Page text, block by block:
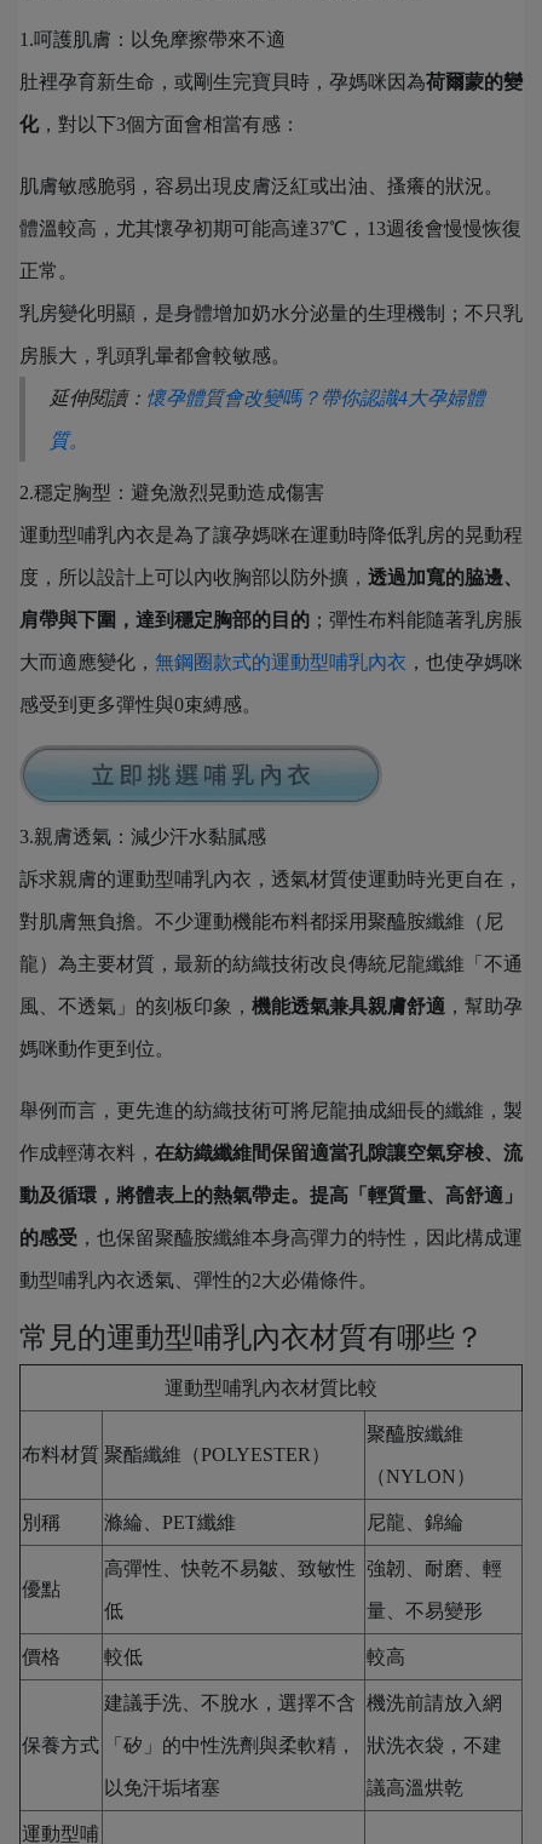
1.呵護肌膚：以免摩擦帶來不適
肚裡孕育新生命，或剛生完寶貝時，孕媽咪因為荷爾蒙的變
化，對以下3個方面會相當有感：
肌膚敏感脆弱，容易出現皮膚泛紅或出油、搔癢的狀況。
體溫較高，尤其懷孕初期可能高達37℃，13週後會慢慢恢復
正常。
乳房變化明顯，是身體增加奶水分泌量的生理機制；不只乳
房脹大，乳頭乳暈都會較敏感。
延伸閱讀： 懷孕體質會改變嗎？帶你認識4大孕婦體
質。
2.穩定胸型：避免激烈晃動造成傷害
運動型哺乳內衣是為了讓孕媽咪在運動時降低乳房的晃動程
度，所以設計上可以內收胸部以防外擴， 透過加寬的脇邊、
肩帶與下圍，達到穩定胸部的目的 ；彈性布料能隨著乳房脹
大而適應變化， 無鋼圈款式的運動型哺乳內衣 ，也使孕媽咪
感受到更多彈性與0束縛感。
3.親膚透氣：減少汗水黏膩感
訴求親膚的運動型哺乳內衣，透氣材質使運動時光更自在，
對肌膚無負擔。不少運動機能布料都採用聚醯胺纖維（尼
龍）為主要材質，最新的紡織技術改良傳統尼龍纖維「不通
風、不透氣」的刻板印象， 機能透氣兼具親膚舒適 ，幫助孕
媽咪動作更到位。
舉例而言，更先進的紡織技術可將尼龍抽成細長的纖維，製
作成輕薄衣料， 在紡織纖維間保留適當孔隙讓空氣穿梭、流
動及循環，將體表上的熱氣帶走。提高「輕質量、高舒適」
的感受 ，也保留聚醯胺纖維本身高彈力的特性，因此構成運
動型哺乳內衣透氣、彈性的2大必備條件。
常見的運動型哺乳內衣材質有哪些？
運動型哺乳內衣材質比較
布料材質 聚酯纖維（POLYESTER）
聚醯胺纖維
（NYLON）
別稱 滌綸、PET纖維 尼龍、錦綸
優點
高彈性、快乾不易皺、致敏性
低
強韌、耐磨、輕
量、不易變形
價格 較低 較高
保養方式
建議手洗、不脫水，選擇不含
「矽」的中性洗劑與柔軟精，
以免汗垢堵塞
機洗前請放入網
狀洗衣袋，不建
議高溫烘乾
運動型哺